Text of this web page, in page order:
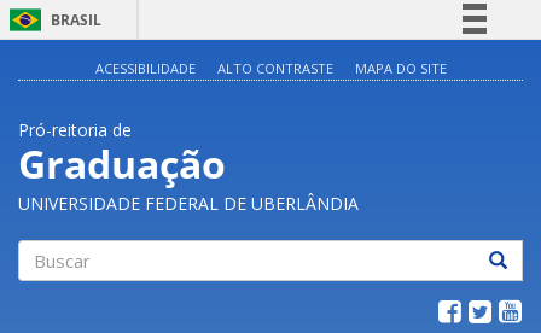
BRASIL
Legislação
Canais
ACESSIBILIDADE ALTO CONTRASTE MAPA DO SITE
Pró-reitoria de
Graduação
UNIVERSIDADE FEDERAL DE UBERLÂNDIA